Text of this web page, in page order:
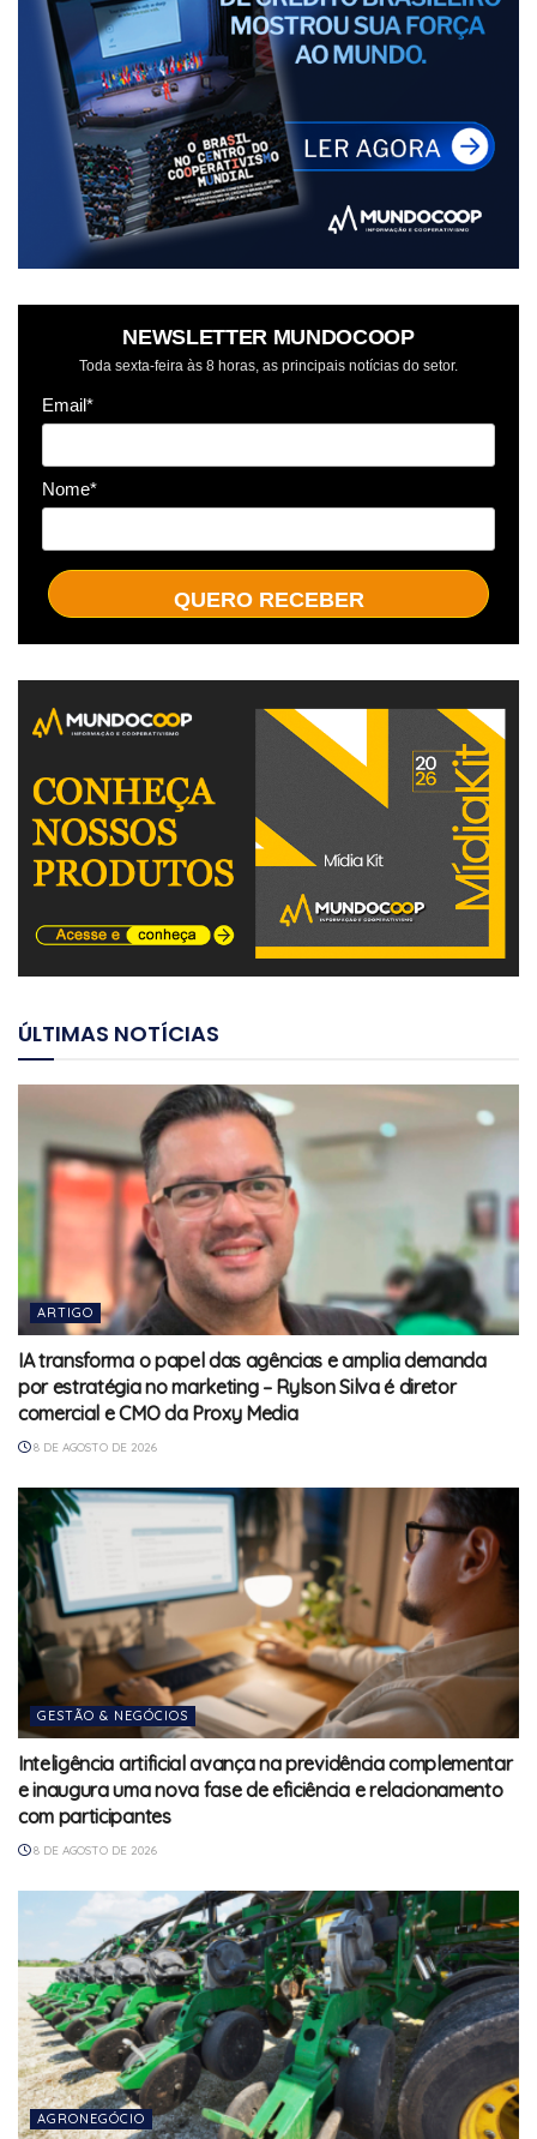
NEWSLETTER MUNDOCOOP
Toda sexta-feira às 8 horas, as principais notícias do setor.
Email*
Nome*
QUERO RECEBER
ÚLTIMAS NOTÍCIAS
ARTIGO
IA transforma o papel das agências e amplia demanda
por estratégia no marketing – Rylson Silva é diretor
comercial e CMO da Proxy Media
8 DE AGOSTO DE 2026
GESTÃO & NEGÓCIOS
Inteligência artificial avança na previdência complementar
e inaugura uma nova fase de eficiência e relacionamento
com participantes
8 DE AGOSTO DE 2026
AGRONEGÓCIO